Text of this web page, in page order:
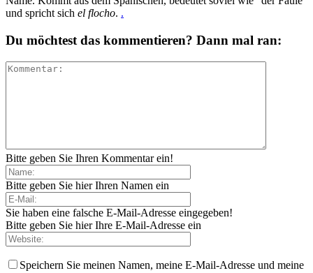
und spricht sich el flocho. .
Du möchtest das kommentieren? Dann mal ran:
Bitte geben Sie Ihren Kommentar ein!
Bitte geben Sie hier Ihren Namen ein
Sie haben eine falsche E-Mail-Adresse eingegeben!
Bitte geben Sie hier Ihre E-Mail-Adresse ein
Speichern Sie meinen Namen, meine E-Mail-Adresse und meine